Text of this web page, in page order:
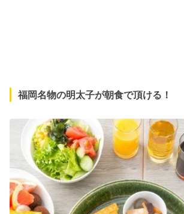
福岡名物の明太子が朝食で頂ける！